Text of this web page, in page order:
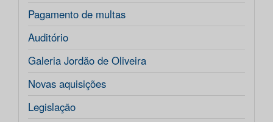
Pagamento de multas
Auditório
Galeria Jordão de Oliveira
Novas aquisições
Legislação